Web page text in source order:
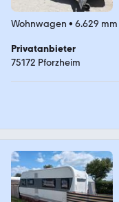
Wohnwagen • 6.629 mm
Privatanbieter
75172 Pforzheim